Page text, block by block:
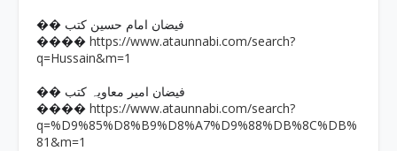
�� فیضان امام حسین کتب
���� https://www.ataunnabi.com/search?
q=Hussain&m=1
�� فیضان امیر معاویہ کتب
���� https://www.ataunnabi.com/search?
q=%D9%85%D8%B9%D8%A7%D9%88%DB%8C%DB%
81&m=1